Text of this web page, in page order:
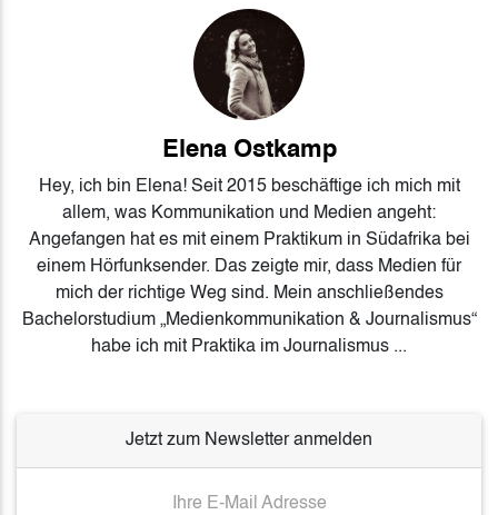
Elena Ostkamp
Hey, ich bin Elena! Seit 2015 beschäftige ich mich mit
allem, was Kommunikation und Medien angeht:
Angefangen hat es mit einem Praktikum in Südafrika bei
einem Hörfunksender. Das zeigte mir, dass Medien für
mich der richtige Weg sind. Mein anschließendes
Bachelorstudium „Medienkommunikation & Journalismus“
habe ich mit Praktika im Journalismus ...
Jetzt zum Newsletter anmelden
Ihre E-Mail Adresse